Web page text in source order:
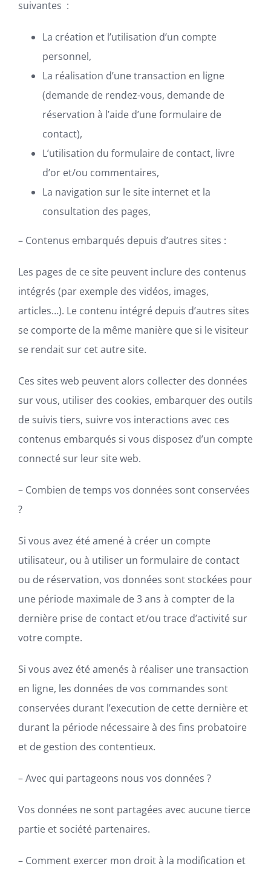
suivantes :
La création et l’utilisation d’un compte
personnel,
La réalisation d’une transaction en ligne
(demande de rendez-vous, demande de
réservation à l’aide d’une formulaire de
contact),
L’utilisation du formulaire de contact, livre
d’or et/ou commentaires,
La navigation sur le site internet et la
consultation des pages,
– Contenus embarqués depuis d’autres sites :
Les pages de ce site peuvent inclure des contenus
intégrés (par exemple des vidéos, images,
articles…). Le contenu intégré depuis d’autres sites
se comporte de la même manière que si le visiteur
se rendait sur cet autre site.
Ces sites web peuvent alors collecter des données
sur vous, utiliser des cookies, embarquer des outils
de suivis tiers, suivre vos interactions avec ces
contenus embarqués si vous disposez d’un compte
connecté sur leur site web.
– Combien de temps vos données sont conservées
?
Si vous avez été amené à créer un compte
utilisateur, ou à utiliser un formulaire de contact
ou de réservation, vos données sont stockées pour
une période maximale de 3 ans à compter de la
dernière prise de contact et/ou trace d’activité sur
votre compte.
Si vous avez été amenés à réaliser une transaction
en ligne, les données de vos commandes sont
conservées durant l’execution de cette dernière et
durant la période nécessaire à des fins probatoire
et de gestion des contentieux.
– Avec qui partageons nous vos données ?
Vos données ne sont partagées avec aucune tierce
partie et société partenaires.
– Comment exercer mon droit à la modification et